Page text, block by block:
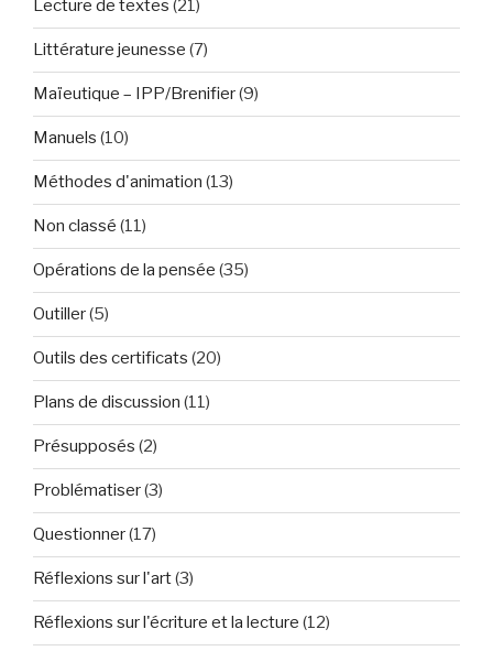
Lecture de textes (21)
Littérature jeunesse (7)
Maïeutique – IPP/Brenifier(9)
Manuels (10)
Méthodes d'animation (13)
Non classé (11)
Opérations de la pensée (35)
Outiller(5)
Outils des certificats (20)
Plans de discussion (11)
Présupposés (2)
Problématiser(3)
Questionner(17)
Réflexions sur l'art(3)
Réflexions sur l'écriture et la lecture (12)